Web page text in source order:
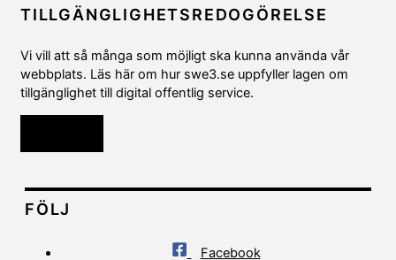
TILLGÄNGLIGHETSREDOGÖRELSE
Vi vill att så många som möjligt ska kunna använda vår
webbplats. Läs här om hur swe3.se uppfyller lagen om
tillgänglighet till digital offentlig service.
FÖLJ
Facebook